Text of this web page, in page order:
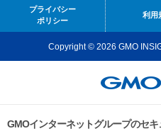
プライバシー
ポリシー
利用
Copyright © 2026 GMO
GMOインターネットグループのセ